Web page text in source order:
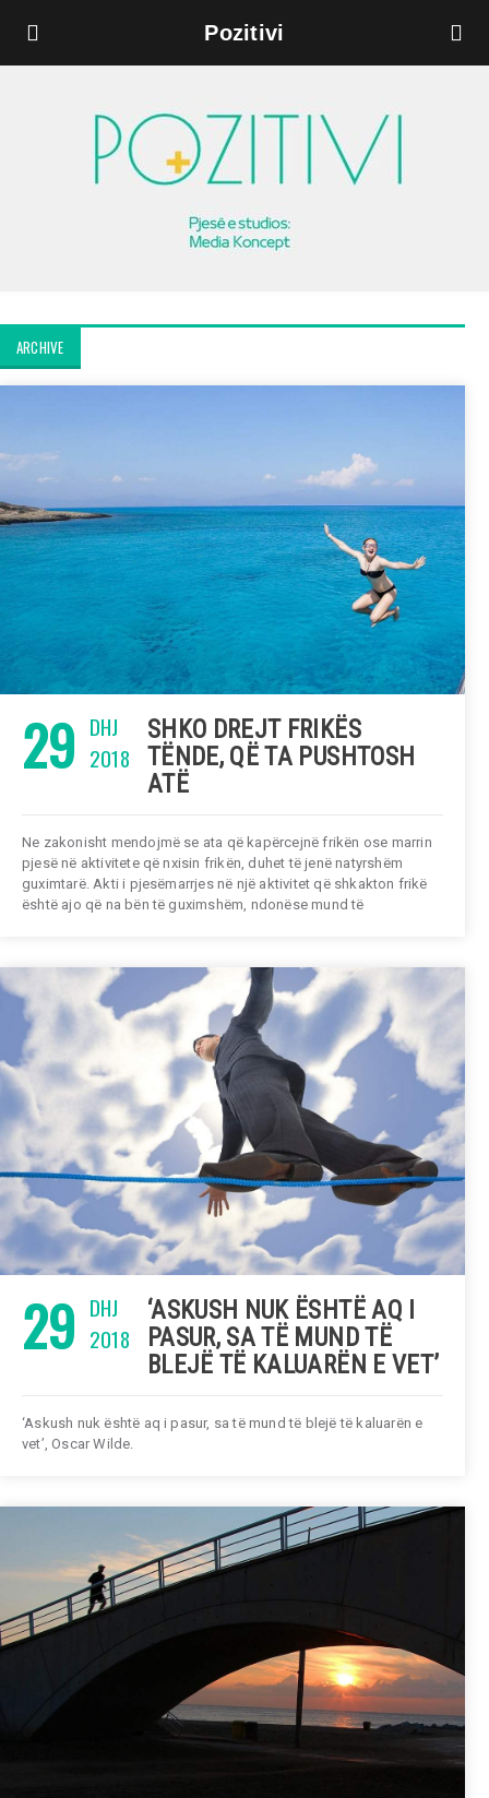
Pozitivi
ARCHIVE
29 DHJ
2018
SHKO DREJT FRIKËS
TËNDE, QË TA PUSHTOSH
ATË
Ne zakonisht mendojmë se ata që kapërcejnë frikën ose marrin
pjesë në aktivitete që nxisin frikën, duhet të jenë natyrshëm
guximtarë. Akti i pjesëmarrjes në një aktivitet që shkakton frikë
është ajo që na bën të guximshëm, ndonëse mund të
29 DHJ
2018
‘ASKUSH NUK ËSHTË AQ I
PASUR, SA TË MUND TË
BLEJË TË KALUARËN E VET’
‘Askush nuk është aq i pasur, sa të mund të blejë të kaluarën e
vet’, Oscar Wilde.